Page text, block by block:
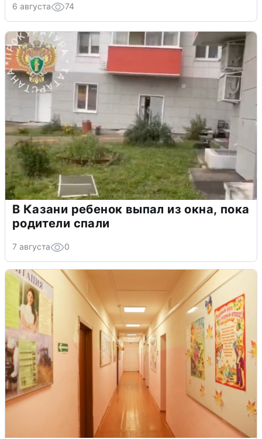
6 августа 74
В Казани ребенок выпал из окна, пока
родители спали
7 августа 0